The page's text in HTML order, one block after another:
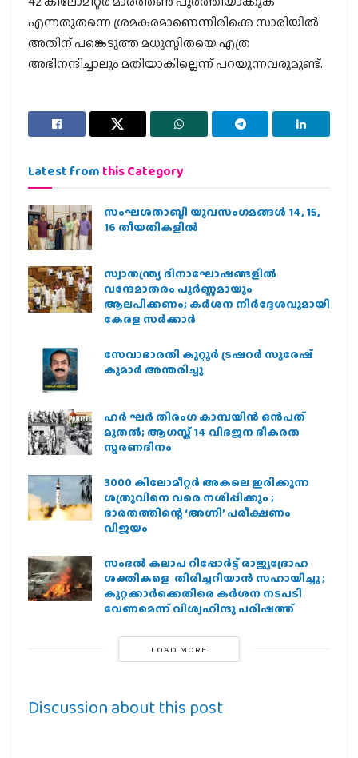
എന്നതുതന്നെ ശ്രമകരമാണെന്നിരിക്കെ സാരിയിൽ
അതിന് പങ്കെടുത്ത മധുസ്മിതയെ എത്ര
അഭിനന്ദിച്ചാലും മതിയാകില്ലെന്ന് പറയുന്നവരുമുണ്ട്.
Latest from this Category
സംഘശതാബ്ദി യുവസംഗമങ്ങള്‍ 14, 15,
16 തീയതികളില്‍
സ്വാതന്ത്ര്യ ദിനാഘോഷങ്ങളിൽ
വന്ദേമാതരം പൂർണ്ണമായും
ആലപിക്കണം; കർശന നിർദ്ദേശവുമായി
കേരള സർക്കാർ
സേവാഭാരതി കുറ്റൂർ ട്രഷറർ സുരേഷ്
കുമാർ അന്തരിച്ചു
ഹര്‍ ഘര്‍ തിരംഗ കാമ്പയിന്‍ ഒന്‍പത്
മുതല്‍; ആഗസ്ത് 14 വിഭജന ഭീകരത
സ്മരണദിനം
3000 കിലോമീറ്റർ അകലെ ഇരിക്കുന്ന
ശത്രുവിനെ വരെ നശിപ്പിക്കും ;
ഭാരതത്തിന്റെ ‘അഗ്നി’ പരീക്ഷണം
വിജയം
സംഭൽ കലാപ റിപ്പോർട്ട് രാജ്യദ്രോഹ
ശക്തികളെ തിരിച്ചറിയാൻ സഹായിച്ചു ;
കുറ്റക്കാർക്കെതിരെ കർശന നടപടി
വേണമെന്ന് വിശ്വഹിന്ദു പരിഷത്ത്
LOAD MORE
Discussion about this post